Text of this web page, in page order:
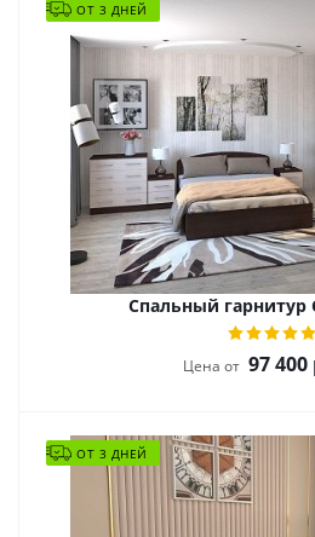
ОТ 3 ДНЕЙ
Спальный гарнитур
Цена от 97 400
ОТ 3 ДНЕЙ